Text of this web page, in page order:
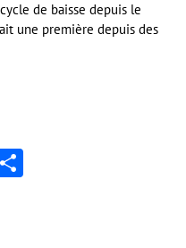
de baisse depuis le
une première depuis des